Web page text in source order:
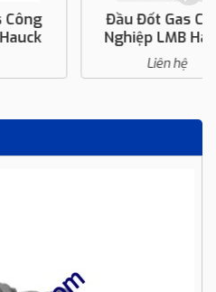
Đầu Đốt Gas Công
Nghiệp LMB Hauck